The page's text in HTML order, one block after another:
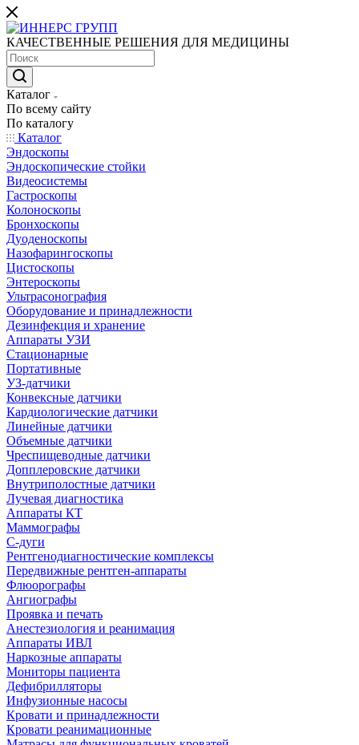
КАЧЕСТВЕННЫЕ РЕШЕНИЯ ДЛЯ МЕДИЦИНЫ
Каталог
По всему сайту
По каталогу
Каталог
Эндоскопы
Эндоскопические стойки
Видеосистемы
Гастроскопы
Колоноскопы
Бронхоскопы
Дуоденоскопы
Назофарингоскопы
Цистоскопы
Энтероскопы
Ультрасонография
Оборудование и принадлежности
Дезинфекция и хранение
Аппараты УЗИ
Стационарные
Портативные
УЗ-датчики
Конвексные датчики
Кардиологические датчики
Линейные датчики
Объемные датчики
Чреспищеводные датчики
Допплеровские датчики
Внутриполостные датчики
Лучевая диагностика
Аппараты КТ
Маммографы
С-дуги
Рентгенодиагностические комплексы
Передвижные рентген-аппараты
Флюорографы
Ангиографы
Проявка и печать
Анестезиология и реанимация
Аппараты ИВЛ
Наркозные аппараты
Мониторы пациента
Дефибрилляторы
Инфузионные насосы
Кровати и принадлежности
Кровати реанимационные